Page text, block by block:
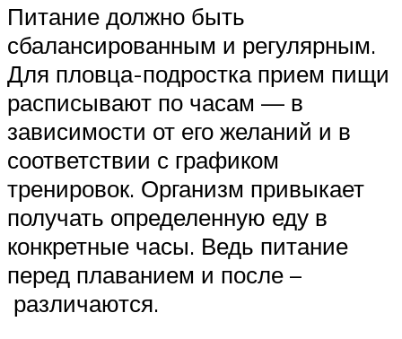
Питание должно быть
сбалансированным и регулярным.
Для пловца-подростка прием пищи
расписывают по часам — в
зависимости от его желаний и в
соответствии с графиком
тренировок. Организм привыкает
получать определенную еду в
конкретные часы. Ведь питание
перед плаванием и после –
различаются.